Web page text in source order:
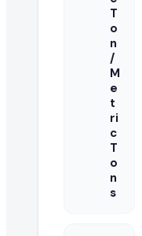
EximNext 对我们 B2B
我的报价中需要包含
您的报价应包括最优
我可以直接联系来
可以,我们目录中已注
此 refined
T
o
n
/
M
e
t
ri
c
T
o
n
s